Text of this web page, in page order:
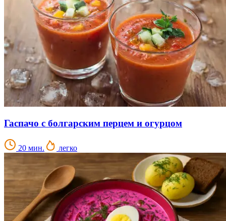
Гаспачо с болгарским перцем и огурцом
20 мин. легко